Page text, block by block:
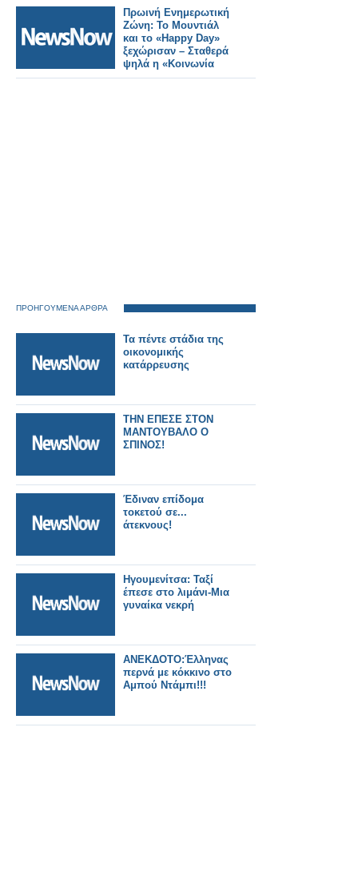
Πρωινή Ενημερωτική
Ζώνη: Το Μουντιάλ
και το «Happy Day»
ξεχώρισαν – Σταθερά
ψηλά η «Κοινωνία
Ώρα Mega»
ΠΡΟΗΓΟΥΜΕΝΑ ΑΡΘΡΑ
Τα πέντε στάδια της
οικονομικής
κατάρρευσης
ΤΗΝ ΕΠΕΣΕ ΣΤΟΝ
ΜΑΝΤΟΥΒΑΛΟ Ο
ΣΠΙΝΟΣ!
Έδιναν επίδομα
τοκετού σε...
άτεκνους!
Ηγουμενίτσα: Ταξί
έπεσε στο λιμάνι-Μια
γυναίκα νεκρή
ΑΝΕΚΔΟΤΟ:Έλληνας
περνά με κόκκινο στο
Αμπού Ντάμπι!!!